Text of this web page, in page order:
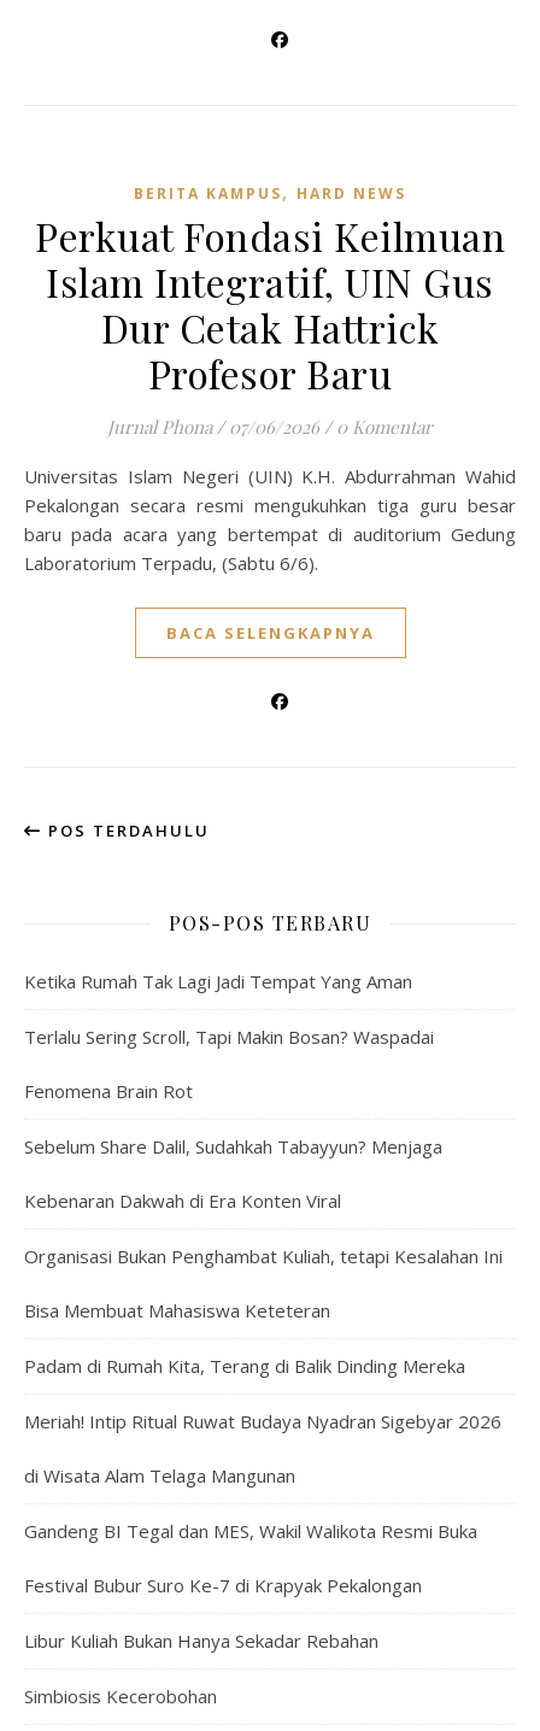
BERITA KAMPUS, HARD NEWS
Perkuat Fondasi Keilmuan
Islam Integratif, UIN Gus
Dur Cetak Hattrick
Profesor Baru
Jurnal Phona / 07/06/2026 / 0 Komentar
Universitas Islam Negeri (UIN) K.H. Abdurrahman Wahid
Pekalongan secara resmi mengukuhkan tiga guru besar
baru pada acara yang bertempat di auditorium Gedung
Laboratorium Terpadu, (Sabtu 6/6).
BACA SELENGKAPNYA
POS TERDAHULU
POS-POS TERBARU
Ketika Rumah Tak Lagi Jadi Tempat Yang Aman
Terlalu Sering Scroll, Tapi Makin Bosan? Waspadai
Fenomena Brain Rot
Sebelum Share Dalil, Sudahkah Tabayyun? Menjaga
Kebenaran Dakwah di Era Konten Viral
Organisasi Bukan Penghambat Kuliah, tetapi Kesalahan Ini
Bisa Membuat Mahasiswa Keteteran
Padam di Rumah Kita, Terang di Balik Dinding Mereka
Meriah! Intip Ritual Ruwat Budaya Nyadran Sigebyar 2026
di Wisata Alam Telaga Mangunan
Gandeng BI Tegal dan MES, Wakil Walikota Resmi Buka
Festival Bubur Suro Ke-7 di Krapyak Pekalongan
Libur Kuliah Bukan Hanya Sekadar Rebahan
Simbiosis Kecerobohan